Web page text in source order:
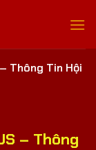
Thông Tin Hội
– Thông